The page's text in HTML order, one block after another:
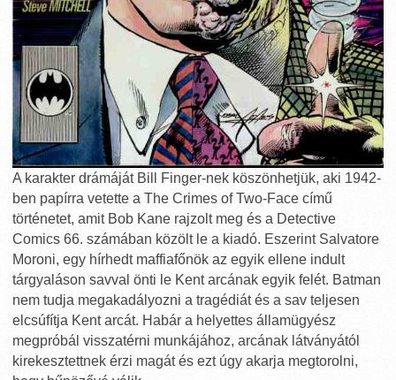
A karakter drámáját Bill Finger-nek köszönhetjük, aki 1942-
ben papírra vetette a The Crimes of Two-Face című
történetet, amit Bob Kane rajzolt meg és a Detective
Comics 66. számában közölt le a kiadó. Eszerint Salvatore
Moroni, egy hírhedt maffiafőnök az egyik ellene indult
tárgyaláson savval önti le Kent arcának egyik felét. Batman
nem tudja megakadályozni a tragédiát és a sav teljesen
elcsúfítja Kent arcát. Habár a helyettes államügyész
megpróbál visszatérni munkájához, arcának látványától
kirekesztettnek érzi magát és ezt úgy akarja megtorolni,